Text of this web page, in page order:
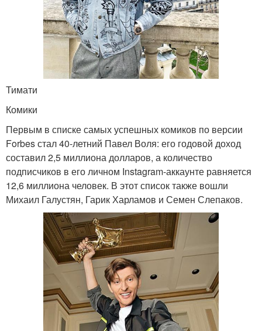
Тимати
Комики
Первым в списке самых успешных комиков по версии
Forbes стал 40-летний Павел Воля: его годовой доход
составил 2,5 миллиона долларов, а количество
подписчиков в его личном Instagram-аккаунте равняется
12,6 миллиона человек. В этот список также вошли
Михаил Галустян, Гарик Харламов и Семен Слепаков.